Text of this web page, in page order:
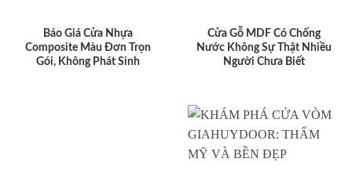
Báo Giá Cửa Nhựa
Composite Màu Đơn Trọn
Gói, Không Phát Sinh
Cửa Gỗ MDF Có Chống
Nước Không Sự Thật Nhiều
Người Chưa Biết